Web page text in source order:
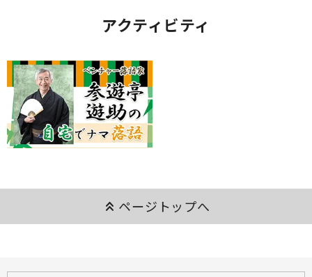
アクティビティ
keyboard_double_arrow_up ページトップへ